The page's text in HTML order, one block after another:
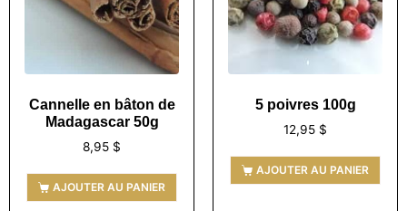
Cannelle en bâton de
Madagascar 50g
8,95 $
AJOUTER AU PANIER
5 poivres 100g
12,95 $
AJOUTER AU PANIER